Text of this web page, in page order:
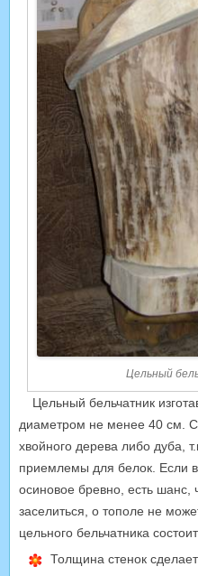
Цельный
Цельный бельчатник
диаметром не менее 40 см.
хвойного дерева либо дуба,
приемлемы для белок. Если
осиновое бревно, есть шанс,
заселиться, о тополе не
цельного бельчатника
Толщина стенок